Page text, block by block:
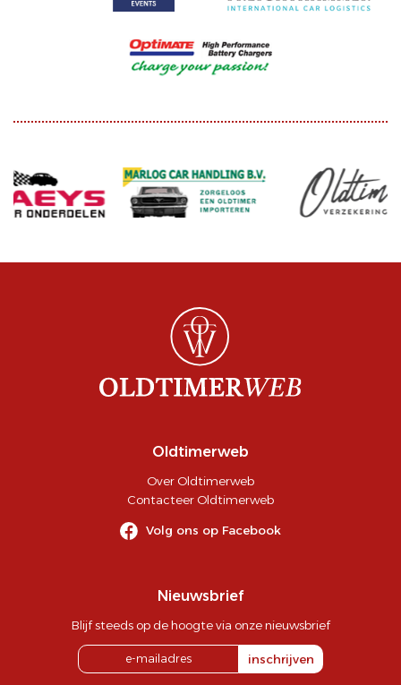
Oldtimerweb
Over Oldtimerweb
Contacteer Oldtimerweb
Volg ons op Facebook
Nieuwsbrief
Blijf steeds op de hoogte via onze nieuwsbrief
inschrijven